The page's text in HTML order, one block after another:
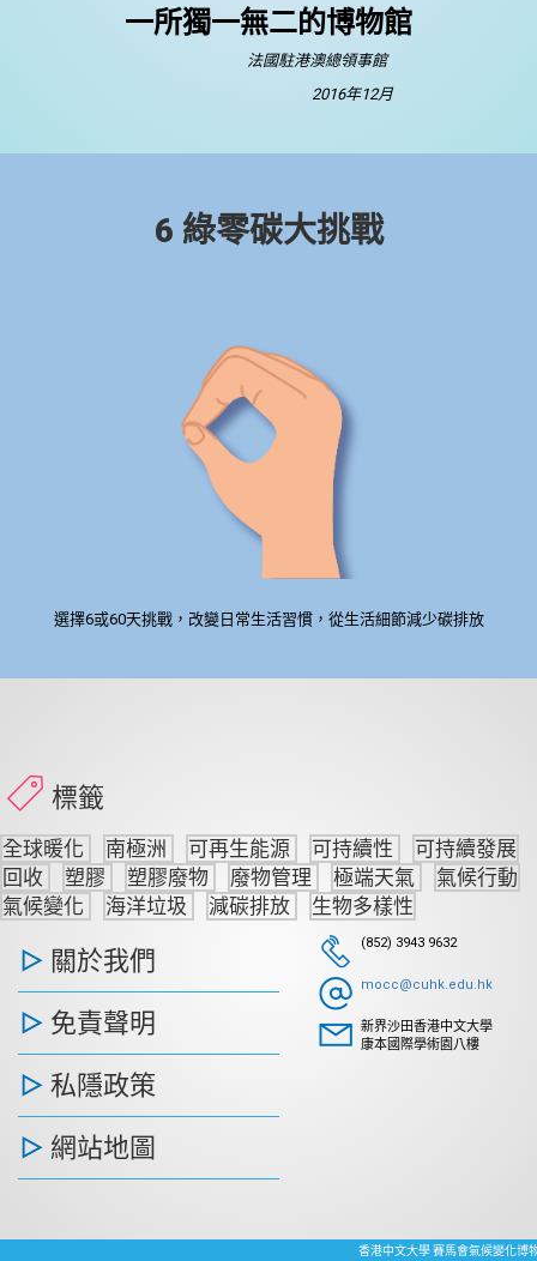
一所獨一無二的博物館
法國駐港澳總領事館
2016年12月
6 綠零碳大挑戰
選擇6或60天挑戰，改變日常生活習慣，從生活細節減少碳排放
標籤
全球暖化 南極洲 可再生能源 可持續性
可持續發展
回收
塑膠 塑膠廢物 廢物管理 極端天氣
氣候行動
氣候變化
海洋垃圾 減碳排放 生物多樣性
關於我們
免責聲明
私隱政策
網站地圖
(852) 3943 9632
mocc@cuhk.edu.hk
新界沙田香港中文大學
康本國際學術園八樓
香港中文大學 賽馬會氣候變化博